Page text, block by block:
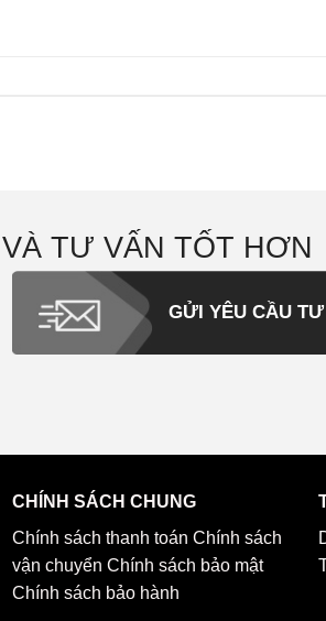
TƯ VẤN TỐT HƠN
GỬI YÊU CẦU
CHÍNH SÁCH CHUNG
Chính sách thanh toán Chính sách
vận chuyển Chính sách bảo mật
Chính sách bảo hành